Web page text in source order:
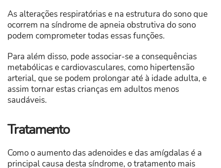
As alterações respiratórias e na estrutura do sono que
ocorrem na síndrome de apneia obstrutiva do sono
podem comprometer todas essas funções.
Para além disso, pode associar-se a consequências
metabólicas e cardiovasculares, como hipertensão
arterial, que se podem prolongar até à idade adulta, e
assim tornar estas crianças em adultos menos
saudáveis.
Tratamento
Como o aumento das adenoides e das amígdalas é a
principal causa desta síndrome, o tratamento mais